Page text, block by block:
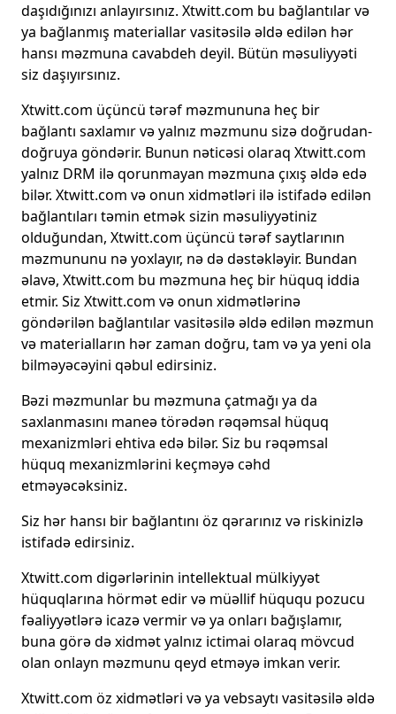
daşıdığınızı anlayırsınız. Xtwitt.com bu bağlantılar və
ya bağlanmış materiallar vasitəsilə əldə edilən hər
hansı məzmuna cavabdeh deyil. Bütün məsuliyyəti
siz daşıyırsınız.
Xtwitt.com üçüncü tərəf məzmununa heç bir
bağlantı saxlamır və yalnız məzmunu sizə doğrudan-
doğruya göndərir. Bunun nəticəsi olaraq Xtwitt.com
yalnız DRM ilə qorunmayan məzmuna çıxış əldə edə
bilər. Xtwitt.com və onun xidmətləri ilə istifadə edilən
bağlantıları təmin etmək sizin məsuliyyətiniz
olduğundan, Xtwitt.com üçüncü tərəf saytlarının
məzmununu nə yoxlayır, nə də dəstəkləyir. Bundan
əlavə, Xtwitt.com bu məzmuna heç bir hüquq iddia
etmir. Siz Xtwitt.com və onun xidmətlərinə
göndərilən bağlantılar vasitəsilə əldə edilən məzmun
və materialların hər zaman doğru, tam və ya yeni ola
bilməyəcəyini qəbul edirsiniz.
Bəzi məzmunlar bu məzmuna çatmağı ya da
saxlanmasını maneə törədən rəqəmsal hüquq
mexanizmləri ehtiva edə bilər. Siz bu rəqəmsal
hüquq mexanizmlərini keçməyə cəhd
etməyəcəksiniz.
Siz hər hansı bir bağlantını öz qərarınız və riskinizlə
istifadə edirsiniz.
Xtwitt.com digərlərinin intellektual mülkiyyət
hüquqlarına hörmət edir və müəllif hüququ pozucu
fəaliyyətlərə icazə vermir və ya onları bağışlamır,
buna görə də xidmət yalnız ictimai olaraq mövcud
olan onlayn məzmunu qeyd etməyə imkan verir.
Xtwitt.com öz xidmətləri və ya vebsaytı vasitəsilə əldə